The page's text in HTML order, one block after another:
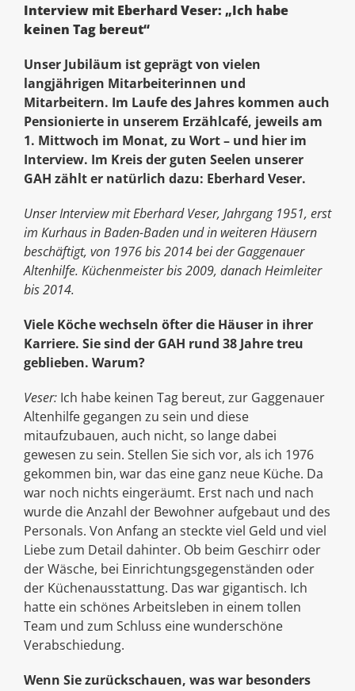
Interview mit Eberhard Veser: „Ich habe
keinen Tag bereut“
Unser Jubiläum ist geprägt von vielen
langjährigen Mitarbeiterinnen und
Mitarbeitern. Im Laufe des Jahres kommen auch
Pensionierte in unserem Erzählcafé, jeweils am
1. Mittwoch im Monat, zu Wort – und hier im
Interview. Im Kreis der guten Seelen unserer
GAH zählt er natürlich dazu: Eberhard Veser.
Unser Interview mit Eberhard Veser, Jahrgang 1951, erst
im Kurhaus in Baden-Baden und in weiteren Häusern
beschäftigt, von 1976 bis 2014 bei der Gaggenauer
Altenhilfe. Küchenmeister bis 2009, danach Heimleiter
bis 2014.
Viele Köche wechseln öfter die Häuser in ihrer
Karriere. Sie sind der GAH rund 38 Jahre treu
geblieben. Warum?
Veser:Ich habe keinen Tag bereut, zur Gaggenauer
Altenhilfe gegangen zu sein und diese
mitaufzubauen, auch nicht, so lange dabei
gewesen zu sein. Stellen Sie sich vor, als ich 1976
gekommen bin, war das eine ganz neue Küche. Da
war noch nichts eingeräumt. Erst nach und nach
wurde die Anzahl der Bewohner aufgebaut und des
Personals. Von Anfang an steckte viel Geld und viel
Liebe zum Detail dahinter. Ob beim Geschirr oder
der Wäsche, bei Einrichtungsgegenständen oder
der Küchenausstattung. Das war gigantisch. Ich
hatte ein schönes Arbeitsleben in einem tollen
Team und zum Schluss eine wunderschöne
Verabschiedung.
Wenn Sie zurückschauen, was war besonders